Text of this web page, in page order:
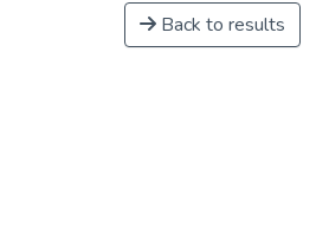
Back to results